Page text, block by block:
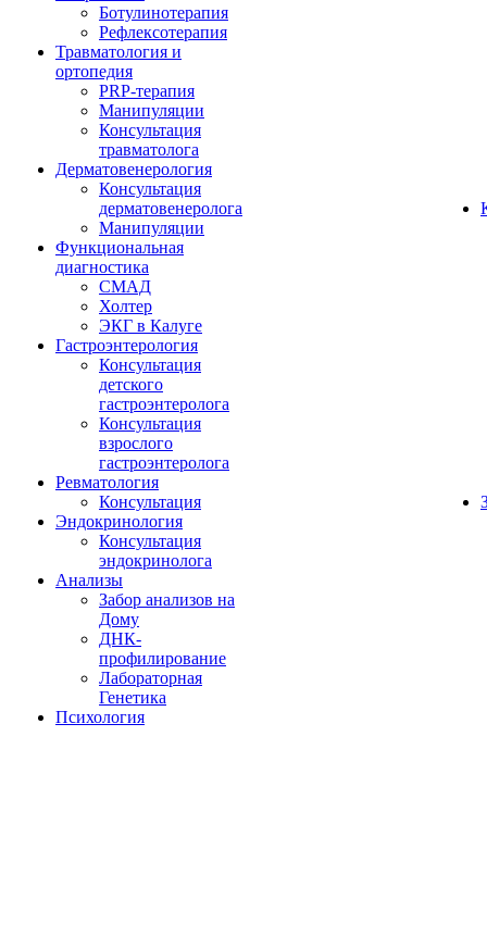
Ботулинотерапия
Рефлексотерапия
Травматология и
ортопедия
PRP-терапия
Манипуляции
Консультация
травматолога
Дерматовенерология
Консультация
дерматовенеролога
Манипуляции
Функциональная
диагностика
СМАД
Холтер
ЭКГ в Калуге
Гастроэнтерология
Консультация
детского
гастроэнтеролога
Консультация
взрослого
гастроэнтеролога
Ревматология
Консультация
Эндокринология
Консультация
эндокринолога
Анализы
Забор анализов на
Дому
ДНК-
профилирование
Лабораторная
Генетика
Психология